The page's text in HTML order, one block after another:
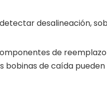
desalineación,
de
bobinas de caída